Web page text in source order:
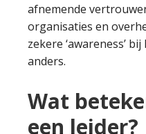
afnemende
organisaties en
zekere ‘awareness’
anders.
Wat
een leider?